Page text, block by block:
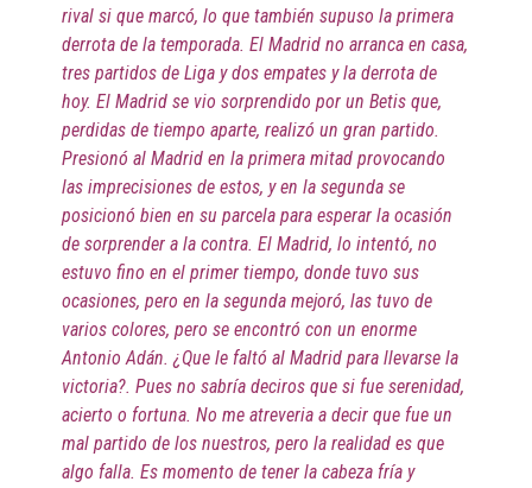
rival si que marcó, lo que también supuso la primera
derrota de la temporada. El Madrid no arranca en casa,
tres partidos de Liga y dos empates y la derrota de
hoy. El Madrid se vio sorprendido por un Betis que,
perdidas de tiempo aparte, realizó un gran partido.
Presionó al Madrid en la primera mitad provocando
las imprecisiones de estos, y en la segunda se
posicionó bien en su parcela para esperar la ocasión
de sorprender a la contra. El Madrid, lo intentó, no
estuvo fino en el primer tiempo, donde tuvo sus
ocasiones, pero en la segunda mejoró, las tuvo de
varios colores, pero se encontró con un enorme
Antonio Adán. ¿Que le faltó al Madrid para llevarse la
victoria?. Pues no sabría deciros que si fue serenidad,
acierto o fortuna. No me atreveria a decir que fue un
mal partido de los nuestros, pero la realidad es que
algo falla. Es momento de tener la cabeza fría y